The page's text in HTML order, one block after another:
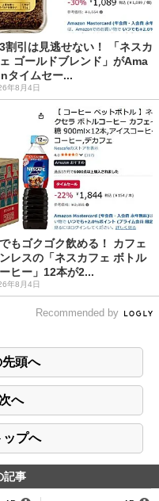
割引は見逃せない！ 「ネスカ
ゴールドブレンド」がAma
タイムセー...
年8月4日
もゴクゴク飲める！ カフェ
レスの「ネスカフェ ボトル
ヒー」12本が2...
年8月4日
Recommended by
頭へ
へ
プへ
記事